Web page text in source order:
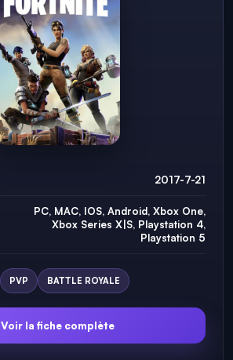
2017-7-21
PC, MAC, IOS, Android, Xbox One,
Xbox Series X|S, Playstation 4,
Playstation 5
PVP BATTLE ROYALE
Voir la fiche complète